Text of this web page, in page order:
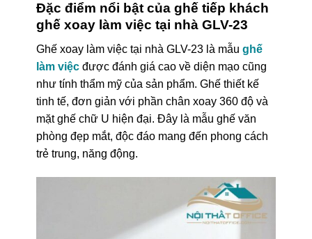
Đặc điểm nổi bật của ghế tiếp khách
ghế xoay làm việc tại nhà GLV-23
Ghế xoay làm việc tại nhà GLV-23 là mẫu ghế
làm việcđược đánh giá cao về diện mạo cũng
như tính thẩm mỹ của sản phẩm. Ghế thiết kế
tinh tế, đơn giản với phần chân xoay 360 độ và
mặt ghế chữ U hiện đại. Đây là mẫu ghế văn
phòng đẹp mắt, độc đáo mang đến phong cách
trẻ trung, năng động.